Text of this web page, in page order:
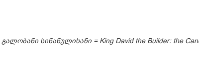
სინანულისანი = King David the Builder: the